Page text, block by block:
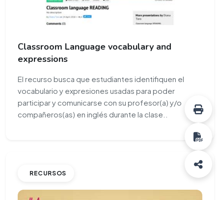
Classroom Language vocabulary and
expressions
El recurso busca que estudiantes identifiquen el
vocabulario y expresiones usadas para poder
participar y comunicarse con su profesor(a) y/o
compañeros(as) en inglés durante la clase..
RECURSOS